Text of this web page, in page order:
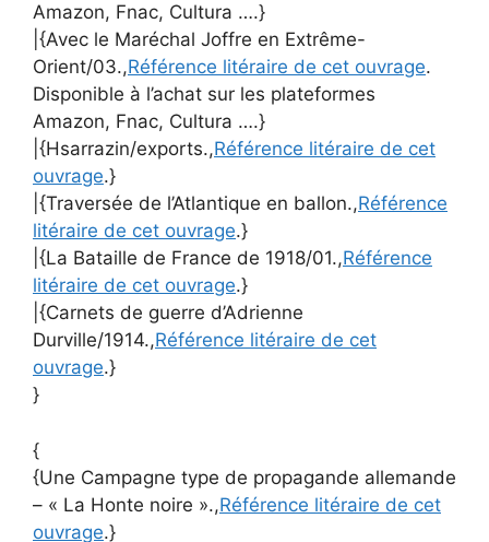
Amazon, Fnac, Cultura ….}
|{Avec le Maréchal Joffre en Extrême-
Orient/03.,Référence litéraire de cet ouvrage.
Disponible à l’achat sur les plateformes
Amazon, Fnac, Cultura ….}
|{Hsarrazin/exports.,Référence litéraire de cet
ouvrage.}
|{Traversée de l’Atlantique en ballon.,Référence
litéraire de cet ouvrage.}
|{La Bataille de France de 1918/01.,Référence
litéraire de cet ouvrage.}
|{Carnets de guerre d’Adrienne
Durville/1914.,Référence litéraire de cet
ouvrage.}
}
{
{Une Campagne type de propagande allemande
– « La Honte noire ».,Référence litéraire de cet
ouvrage.}